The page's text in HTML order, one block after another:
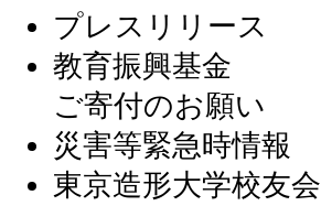
プレスリリース
教育振興基金
ご寄付のお願い
災害等緊急時情報
東京造形大学校友会